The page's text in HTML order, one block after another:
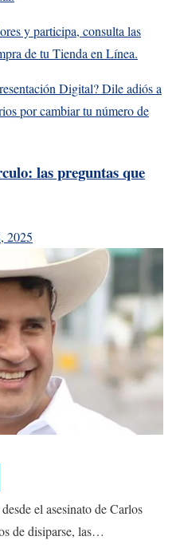
y participa, consulta las
de tu Tienda en Línea.
Digital? Dile adiós a
por cambiar tu número de
las preguntas que
2025
el asesinato de Carlos
de disiparse, las…